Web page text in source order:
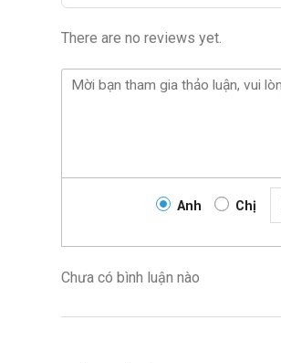
There are no reviews yet.
Anh Chị
Chưa có bình luận nào